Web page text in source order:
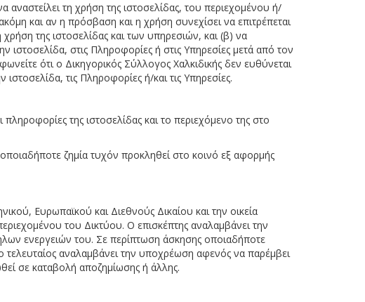
αναστείλει τη χρήση της ιστοσελίδας, του περιεχομένου ή/
και αν η πρόσβαση και η χρήση συνεχίσει να επιτρέπεται
της ιστοσελίδας και των υπηρεσιών, και (β) να
στις Πληροφορίες ή στις Υπηρεσίες μετά από τον
ότι ο Δικηγορικός Σύλλογος Χαλκιδικής δεν ευθύνεται
τις Πληροφορίες ή/και τις Υπηρεσίες.
της ιστοσελίδας και το περιεχόμενο της στο
ζημία τυχόν προκληθεί στο κοινό εξ αφορμής
Ευρωπαϊκού και Διεθνούς Δικαίου και την οικεία
του Δικτύου. Ο επισκέπτης αναλαμβάνει την
ενεργειών του. Σε περίπτωση άσκησης οποιαδήποτε
τελευταίος αναλαμβάνει την υποχρέωση αφενός να παρέμβει
σε καταβολή αποζημίωσης ή άλλης.